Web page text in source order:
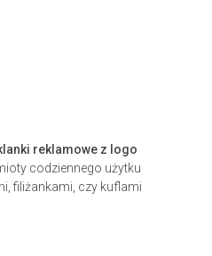
reklamowe z logo
codziennego użytku
filiżankami, czy kuflami